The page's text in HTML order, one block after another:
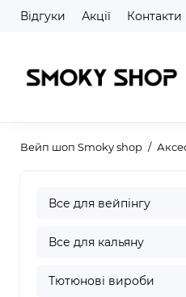
Відгуки Акції Контакти
Вейп шоп Smoky shop
Все для вейпінгу
Все для кальяну
Тютюнові вироби